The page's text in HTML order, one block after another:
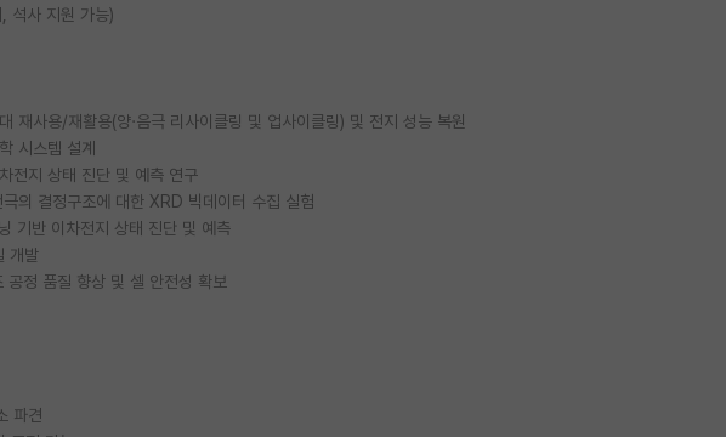
석사 지원 가능)
재사용/재활용(양·음극 리사이클링 및 업사이클링) 및 전지 성능 복원
시스템 설계
전지 상태 진단 및 예측 연구
의 결정구조에 대한 XRD 빅데이터 수집 실험
기반 이차전지 상태 진단 및 예측
개발
정 품질 향상 및 셀 안전성 확보
파견